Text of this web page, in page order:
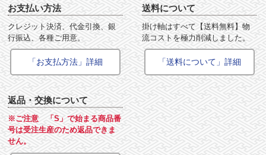
お支払い方法
クレジット決済、代金引換、銀
行振込、各種ご用意。
「お支払方法」詳細
送料について
掛け軸はすべて【送料無料】物
流コストを極力削減しました。
「送料について」詳細
返品・交換について
※ご注意 「S」で始まる商品番
号は受注生産のため返品できま
せん。